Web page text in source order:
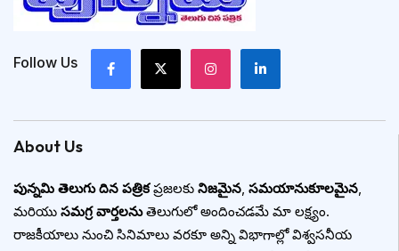
Follow Us
About Us
పున్నమి తెలుగు దిన పత్రికప్రజలకు నిజమైన, సమయానుకూలమైన,
మరియు సమగ్ర వార్తలనుతెలుగులో అందించడమే మా లక్ష్యం.
రాజకీయాలు నుంచి సినిమాలు వరకూ అన్ని విభాగాల్లో విశ్వసనీయ